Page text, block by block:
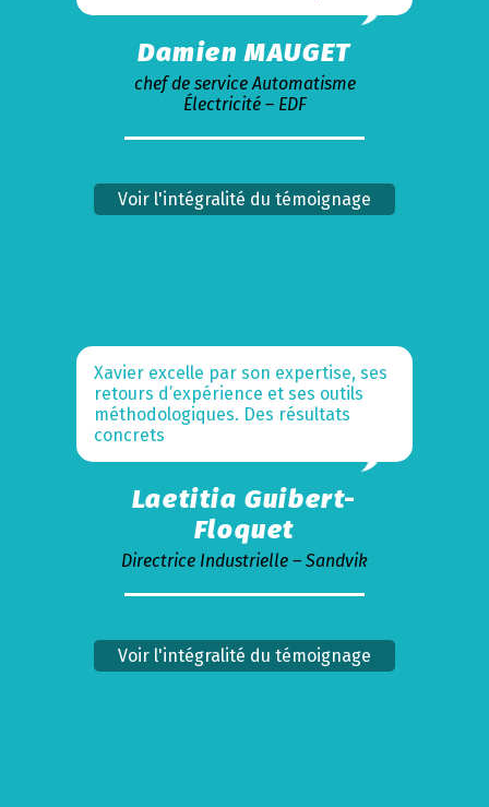
Damien MAUGET
chef de service Automatisme
Électricité – EDF
Voir l'intégralité du témoignage
Xavier excelle par son expertise, ses
retours d’expérience et ses outils
méthodologiques. Des résultats
concrets
Laetitia Guibert-
Floquet
Directrice Industrielle – Sandvik
Voir l'intégralité du témoignage